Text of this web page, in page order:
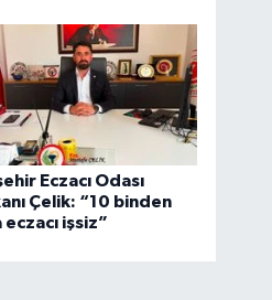
Eczacı Odası
Çelik: “10 binden
eczacı işsiz”